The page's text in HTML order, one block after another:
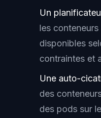
Un
les
disponibles
contraintes et
Une auto-
des
des pods sur